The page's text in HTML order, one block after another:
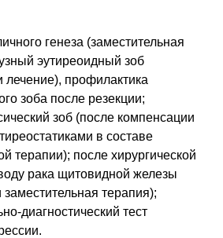
генеза (заместительная
эутиреоидный зоб
лечение), профилактика
зоба после резекции;
зоб (после компенсации
в составе
терапии); после хирургической
рака щитовидной железы
терапия);
диагностический тест